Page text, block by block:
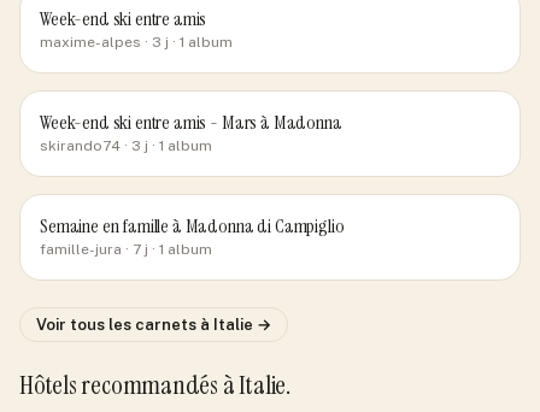
Week-end ski entre amis
maxime-alpes · 3 j · 1 album
Week-end ski entre amis - Mars à Madonna
skirando74 · 3 j · 1 album
Semaine en famille à Madonna di Campiglio
famille-jura · 7 j · 1 album
Voir tous les carnets à Italie →
Hôtels recommandés à Italie.